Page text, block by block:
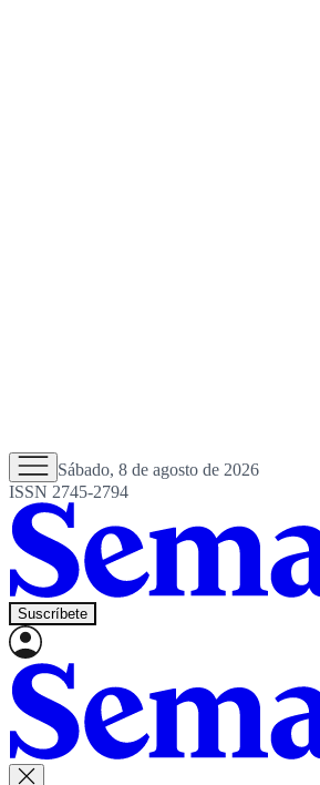
Sábado, 8 de agosto de 2026
ISSN 2745-2794
Suscríbete